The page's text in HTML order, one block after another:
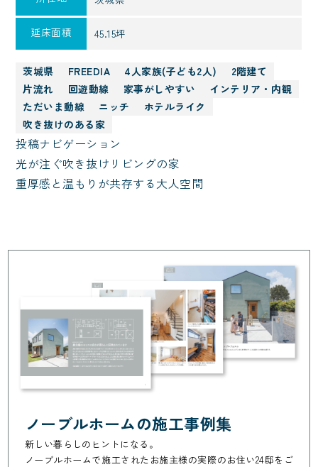
延床面積 45.15坪
茨城県 FREEDIA 4人家族(子ども2人)
2階建て
片流れ
回遊動線 家事がしやすい
インテリア・内観
ただいま動線
ニッチ
ホテルライク
吹き抜けのある家
投稿ナビゲーション
光が注ぐ吹き抜けリビングの家
重厚感と温もりが共存する大人空間
ノーブルホームの施工事例集
新しい暮らしのヒントになる。
ノーブルホームで施工されたお施主様の実際のお住い24邸をご